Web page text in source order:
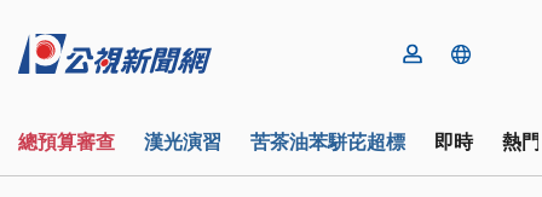
總預算審查 漢光演習 苦茶油苯駢芘超標 即時 熱